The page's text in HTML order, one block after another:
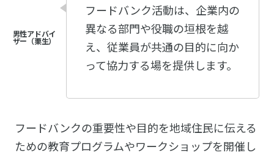
フードバンク活動は、企業内の
異なる部門や役職の垣根を越
え、従業員が共通の目的に向か
って協力する場を提供します。
フードバンクの重要性や目的を地域住民に伝える
ための教育プログラムやワークショップを開催し